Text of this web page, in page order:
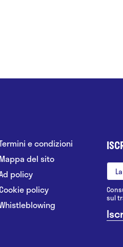
e condizioni
Mappa del sito
policy
Cookie policy
sul